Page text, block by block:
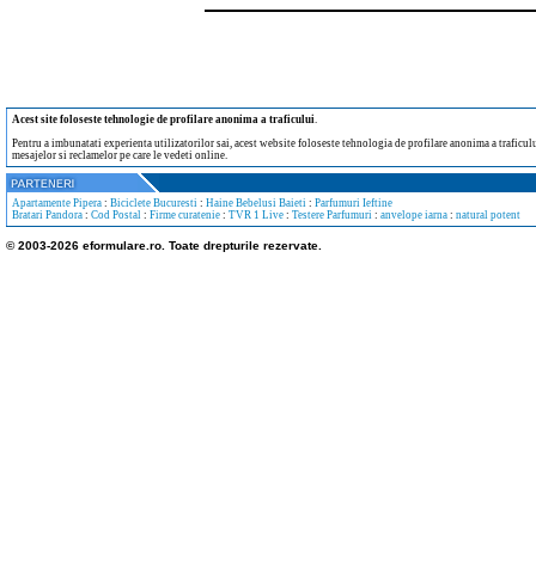
Acest site foloseste tehnologie de profilare anonima a traficului.
Pentru a imbunatati experienta utilizatorilor sai, acest website foloseste tehnologia de profilare anonima a
mesajelor si reclamelor pe care le vedeti online.
Apartamente Pipera : Biciclete Bucuresti : Haine Bebelusi Baieti : Parfumuri Ieftine
Bratari Pandora : Cod Postal : Firme curatenie : TVR 1 Live : Testere Parfumuri : anvelope iarna : natural potent
© 2003-2026 eformulare.ro. Toate drepturile rezervate.